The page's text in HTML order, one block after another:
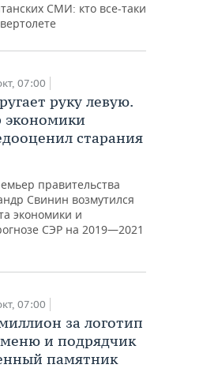
СМИ: кто все-таки
07:00
руку левую.
экономики
старания
правительства
Свинин возмутился
экономики и
СЭР на 2019—2021
07:00
за логотип
и подрядчик
памятник